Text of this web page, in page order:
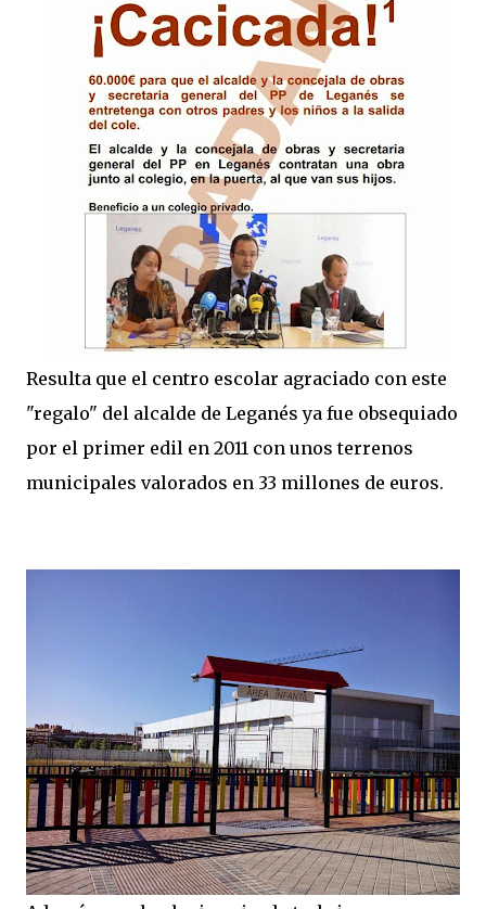
Resulta que el centro escolar agraciado con este
"regalo" del alcalde de Leganés ya fue obsequiado
por el primer edil en 2011 con unos terrenos
municipales valorados en 33 millones de euros.